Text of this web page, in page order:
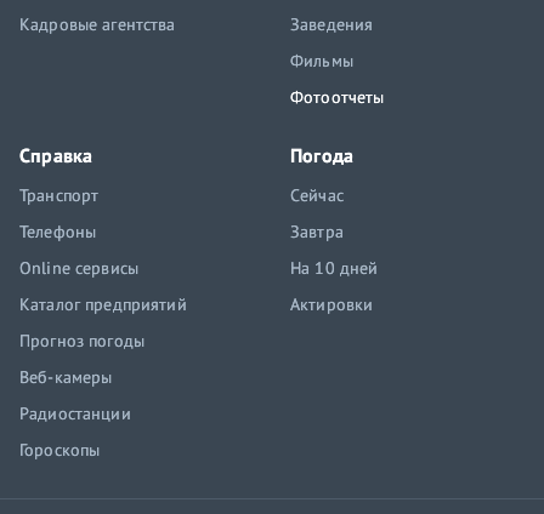
Кадровые агентства
Заведения
Фильмы
Фотоотчеты
Справка
Транспорт
Телефоны
Online сервисы
Каталог предприятий
Прогноз погоды
Веб-камеры
Радиостанции
Гороскопы
Погода
Сейчас
Завтра
На 10 дней
Актировки